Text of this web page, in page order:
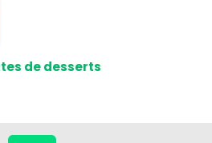
de desserts